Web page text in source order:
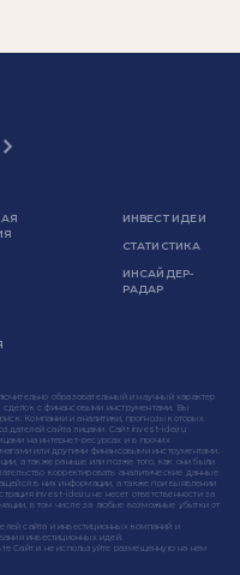
ИНВЕСТ ИДЕИ
СТАТИСТИКА
ИНСАЙДЕР-
РАДАР
образовательный и научный характер
с финансовыми инструментами. Вы
Компании и аналитики, прогнозы которых
сайта лицами. Сайт invest-idei.ru
на интернет-ресурсах и в прочих
или другими финансовыми инструментами.
а также раньше или позже того, как они были
корректировать аналитические данные
в них информации, а также при выявлении
invest-idei.ru не несет ответственности за
в том числе за любые возможные убытки от
сайта и инвестиционных компаний и
инвестиционных идей.
Сайт и не используйте размещенную на нем